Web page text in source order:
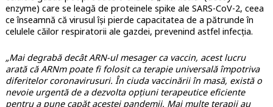
enzyme) care se leagă de proteinele spike ale SARS-CoV-2, ceea
ce înseamnă că virusul își pierde capacitatea de a pătrunde în
celulele căilor respiratorii ale gazdei, prevenind astfel infecția.
„Mai degrabă decât ARN-ul mesager ca vaccin, acest lucru
arată că ARNm poate fi folosit ca terapie universală împotriva
diferitelor coronavirusuri. În ciuda vaccinării în masă, există o
nevoie urgentă de a dezvolta opțiuni terapeutice eficiente
pentru a pune capăt acestei pandemii. Mai multe terapii au